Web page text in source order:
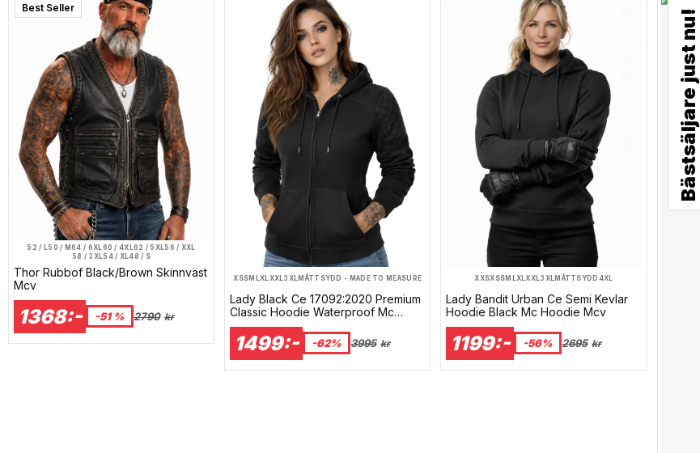
Best Seller
52 / L 50 / M 64 / 6XL 60 / 4XL 62 / 5XL 56 / XXL
58 / 3XL 54 / XL48 / S
Thor Rubbof Black/Brown Skinnväst
Mcv
1368:- -51 % 2790 kr
XSS M LXL XXL3XL MÅTTSYDD - MADE TO MEASURE
Lady Black Ce 17092:2020 Premium
Classic Hoodie Waterproof Mc
Hoodie Mcv
1499:- -62% 3995 kr
XXSXSS M LXLXXL3XL MÅTTSYDD 4XL
Lady Bandit Urban Ce Semi Kevlar
Hoodie Black Mc Hoodie Mcv
1199:- -56% 2695 kr
Bästsäljare just nu!